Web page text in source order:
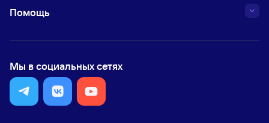
Помощь
Мы в социальных сетях